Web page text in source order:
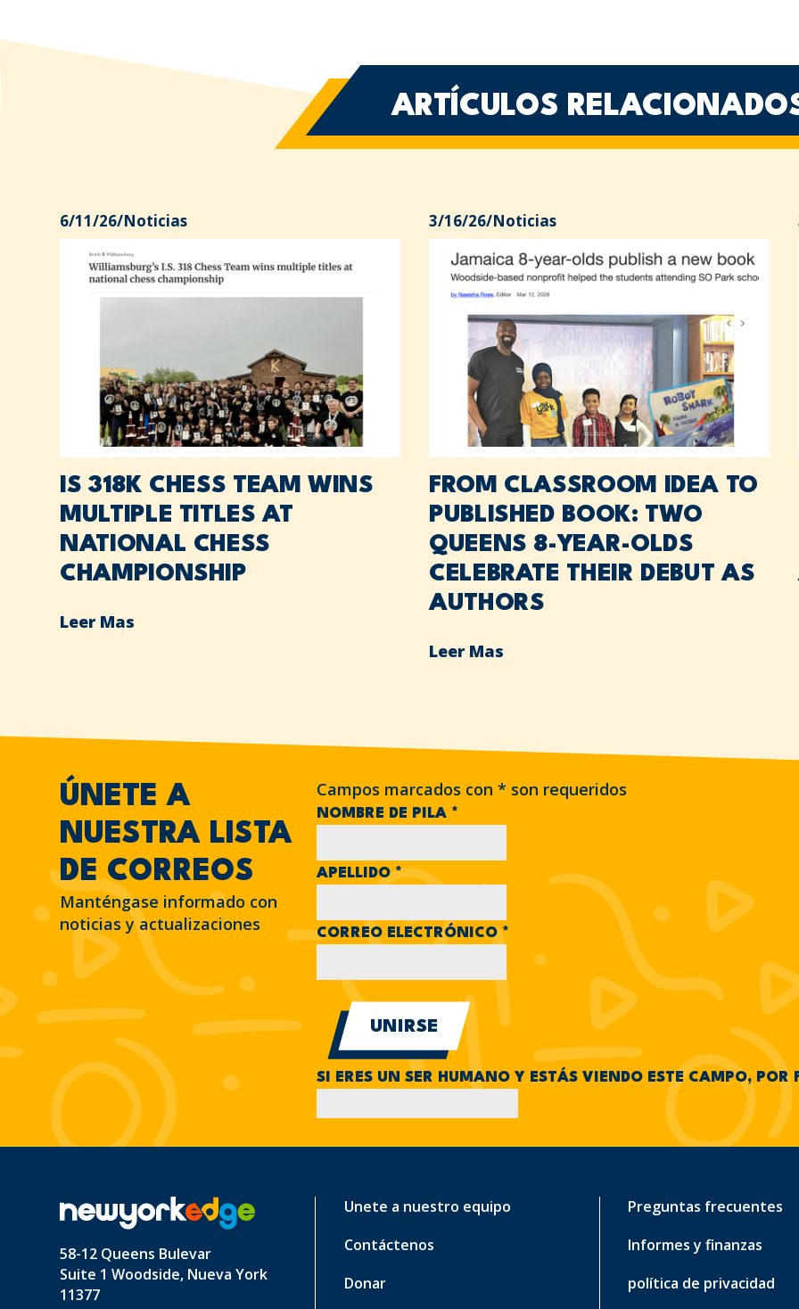
ARTÍCULOS
6/11/26/Noticias
IS 318K CHESS TEAM WINS
MULTIPLE TITLES AT
NATIONAL CHESS
CHAMPIONSHIP
Leer Mas
3/16/26/Noticias
FROM CLASSROOM IDEA TO
PUBLISHED BOOK: TWO
QUEENS 8-YEAR-OLDS
CELEBRATE THEIR DEBUT AS
AUTHORS
Leer Mas
ÚNETE A
NUESTRA LISTA
DE CORREOS
Manténgase informado con
noticias y actualizaciones
Campos marcados con* son requeridos
NOMBRE DE PILA *
APELLIDO*
CORREO ELECTRÓNICO*
SI ERES UN SER HUMANO Y ESTÁS VIENDO ESTE CAMPO, POR
58-12 Queens Bulevar
Suite 1 Woodside, Nueva York
11377
Unete a nuestro equipo
Contáctenos
Donar
Preguntas frecuentes
Informes y finanzas
política de privacidad